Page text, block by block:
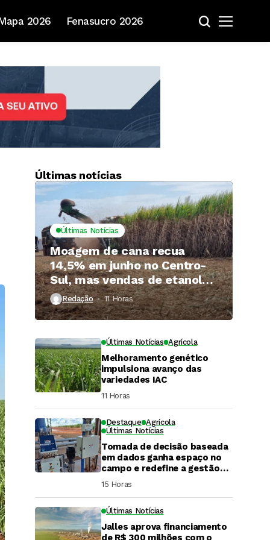
2026 Fenasucro 2026
Últimas notícias
Últimas Notícias
Moagem de cana recua
14,5% em junho no Centro-
Sul, mas vendas de etanol
superam 3 bilhões de litros
Redação 11 Horas ⁮
Últimas Notícias Agrícola
Melhoramento genético
impulsiona avanço das
variedades IAC
11 Horas ⁮
Destaque Agrícola
Últimas Notícias
Tomada de decisão baseada
em dados ganha espaço no
campo e redefine a gestão
hídrica das propriedades
rurais
15 Horas ⁮
Últimas Notícias
Jalles aprova financiamento
de R$ 300 milhões com o
DaCana Cast